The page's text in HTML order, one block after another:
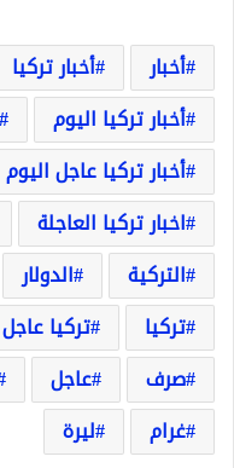
أخبار أخبار تركيا
أخبار تركيا اليوم
أخبار تركيا عاجل اليوم
اخبار تركيا العاجلة
التركية
الدولار
تركيا
تركيا عاجل
صرف
عاجل
غرام
ليرة